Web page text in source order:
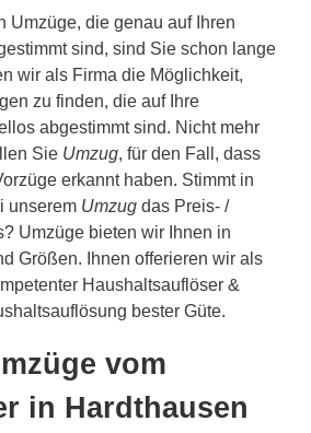
Umzüge, die genau auf Ihren
sind, sind Sie schon lange
wir als Firma die Möglichkeit,
zu finden, die auf Ihre
abgestimmt sind. Nicht mehr
Sie Umzug, für den Fall, dass
erkannt haben. Stimmt in
unserem Umzug das Preis- /
Umzüge bieten wir Ihnen in
Größen. Ihnen offerieren wir als
Haushaltsauflöser &
bester Güte.
vom
in Hardthausen